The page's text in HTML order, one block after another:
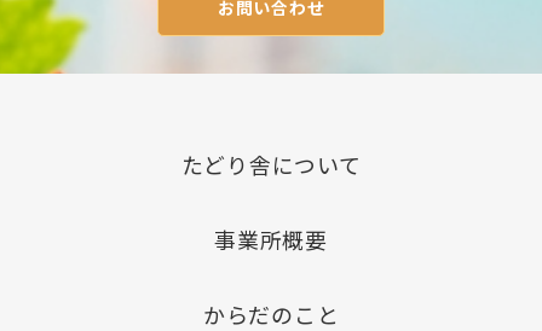
お問い合わせ
たどり舎について
事業所概要
からだのこと